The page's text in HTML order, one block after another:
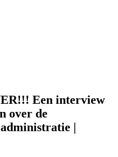
Een interview
over de
|